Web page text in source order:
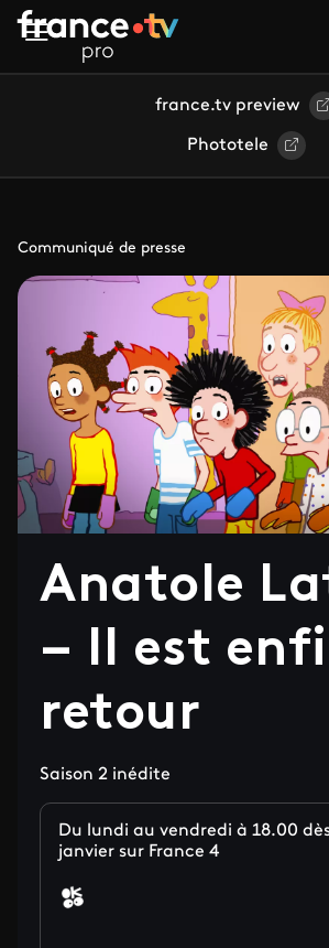
Aller au contenu principal
france.tv preview
Phototele
Communiqué de presse
Anatole
– Il est
retour
Saison 2 inédite
Du lundi au vendredi à 18.00
janvier sur France 4